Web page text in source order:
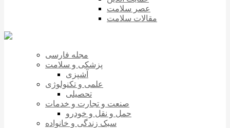
عصر سلامت
مقالات سلامت
مجله فارسی
پزشکی و سلامت
آشپزی
علمی و تکنولوژی
تحصیلی
صنعت و تجارت و خدمات
حمل و نقل و خودرو
سبک زندگی و خانواده